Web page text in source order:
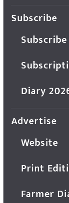
Subscribe
Diary
Advertise
Website
Print
Farmer